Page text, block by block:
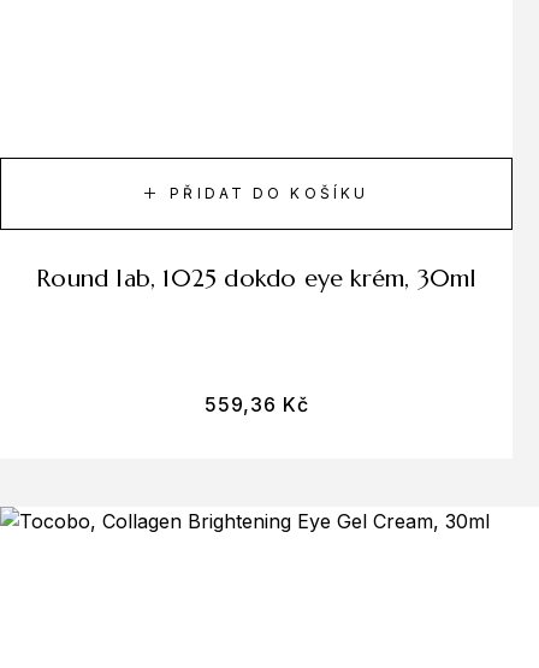
PŘIDAT DO KOŠÍKU
round lab, 1025 dokdo eye krém, 30ml
559,36 Kč